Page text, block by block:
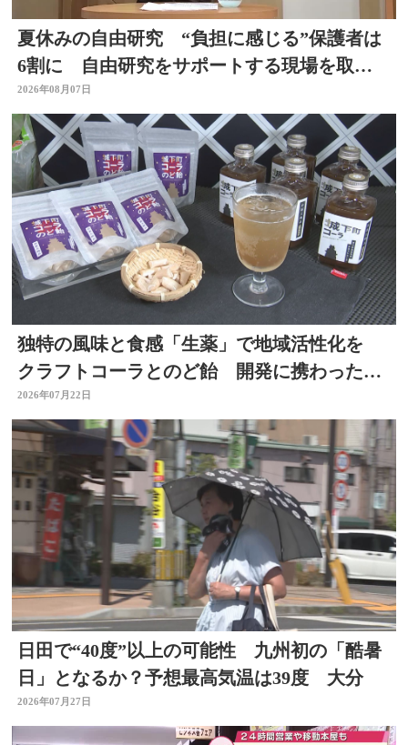
夏休みの自由研究 “負担に感じる”保護者は
6割に 自由研究をサポートする現場を取
材 スタジオで「割れないシャボン玉」づく
りも
2026年08月07日
独特の風味と食感「生薬」で地域活性化を
クラフトコーラとのど飴 開発に携わった薬
剤師の思いは 大分
2026年07月22日
日田で“40度”以上の可能性 九州初の「酷暑
日」となるか？予想最高気温は39度 大分
2026年07月27日